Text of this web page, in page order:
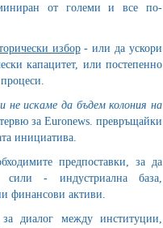
от големи и все по-
избор- или да ускори
капацитет, или постепенно
искаме да бъдем колония на
за Euronews. превръщайки
инициатива.
предпоставки, за да
сили - индустриална база,
финансови активи.
диалог между институции,